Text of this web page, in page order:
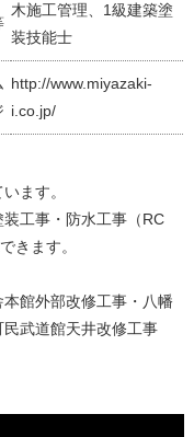
木施工管理、1級建築塗
装技能士
http://www.miyazaki-
i.co.jp/
ます。
工事・防水工事（RC
きます。
館外部改修工事・八幡
武道館天井改修工事